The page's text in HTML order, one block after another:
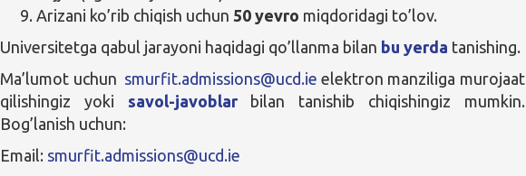
Arizani ko’rib chiqish uchun 50 yevro miqdoridagi to’lov.
Universitetga qabul jarayoni haqidagi qo’llanma bilan bu yerda tanishing.
Ma’lumot uchun smurfit.admissions@ucd.ie elektron manziliga murojaat
qilishingiz yoki savol-javoblarbilan tanishib chiqishingiz mumkin.
Bog’lanish uchun:
Email: smurfit.admissions@ucd.ie